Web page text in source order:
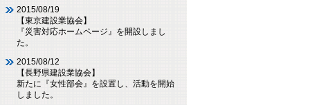
2015/08/19
【東京建設業協会】
『災害対応ホームページ』を開設しまし
た。
2015/08/12
【長野県建設業協会】
新たに『女性部会』を設置し、活動を開始
しました。